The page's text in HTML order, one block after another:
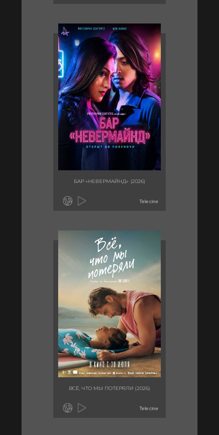
БАР «НЕВЕРМАЙНД» (2026)
Telecine
ВСЁ, ЧТО МЫ ПОТЕРЯЛИ (2026)
Telecine